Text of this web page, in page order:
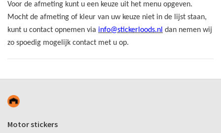
Voor de afmeting kunt u een keuze uit het menu opgeven.
Mocht de afmeting of kleur van uw keuze niet in de lijst staan,
kunt u contact opnemen via info@stickerloods.nl dan nemen wij
zo spoedig mogelijk contact met u op.
Motor stickers